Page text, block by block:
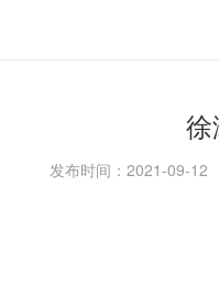
发布时间：2021-09-